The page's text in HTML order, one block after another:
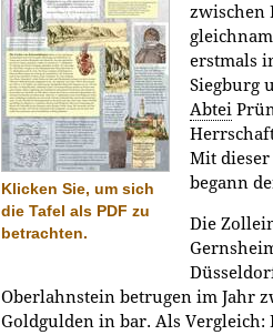
Klicken Sie, um sich
die Tafel als PDF zu
betrachten.
zwischen
erstmals
Siegburg
Abtei
Mit
begann
Die
Oberlahnstein betrugen im Jahr
Goldgulden in bar. Als Vergleich: